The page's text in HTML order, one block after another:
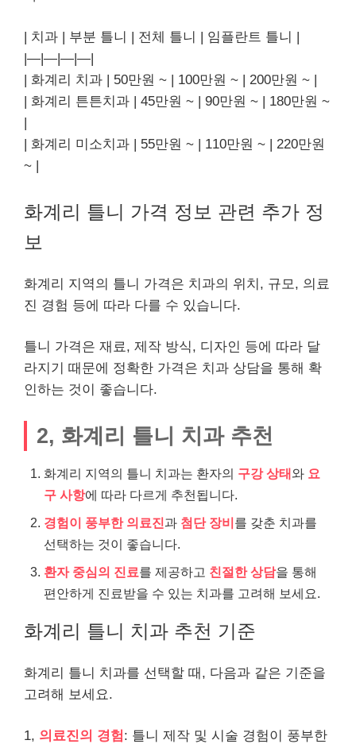
| 치과 | 부분 틀니 | 전체 틀니 | 임플란트 틀니 |
|—|—|—|—|
| 화계리 치과 | 50만원 ~ | 100만원 ~ | 200만원 ~ |
| 화계리 튼튼치과 | 45만원 ~ | 90만원 ~ | 180만원 ~
|
| 화계리 미소치과 | 55만원 ~ | 110만원 ~ | 220만원
~ |
화계리 틀니 가격 정보 관련 추가 정
보
화계리 지역의 틀니 가격은 치과의 위치, 규모, 의료
진 경험 등에 따라 다를 수 있습니다.
틀니 가격은 재료, 제작 방식, 디자인 등에 따라 달
라지기 때문에 정확한 가격은 치과 상담을 통해 확
인하는 것이 좋습니다.
2, 화계리 틀니 치과 추천
화계리 지역의 틀니 치과는 환자의 구강 상태 와 요
구 사항에 따라 다르게 추천됩니다.
경험이 풍부한 의료진과 첨단 장비를 갖춘 치과를
선택하는 것이 좋습니다.
환자 중심의 진료를 제공하고 친절한 상담을 통해
편안하게 진료받을 수 있는 치과를 고려해 보세요.
화계리 틀니 치과 추천 기준
화계리 틀니 치과를 선택할 때, 다음과 같은 기준을
고려해 보세요.
1, 의료진의 경험: 틀니 제작 및 시술 경험이 풍부한